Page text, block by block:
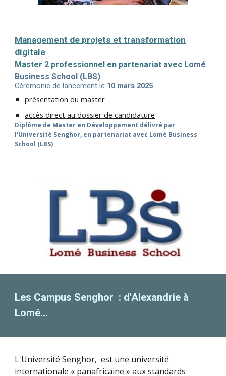
Management de projets et transformation
digitale
Master 2 professionnel en partenariat avec Lomé
Business School (LBS)
Cérémonie de lancement le 10 mars 2025
présentation du master
accès direct au dossier de candidature
Diplôme de Master en Développement délivré par
l'Université Senghor, en partenariat avec Lomé Business
School (LBS)
Les Campus Senghor : d'Alexandrie à
Lomé...
L'Université Senghor, est une université
internationale « panafricaine » aux standards